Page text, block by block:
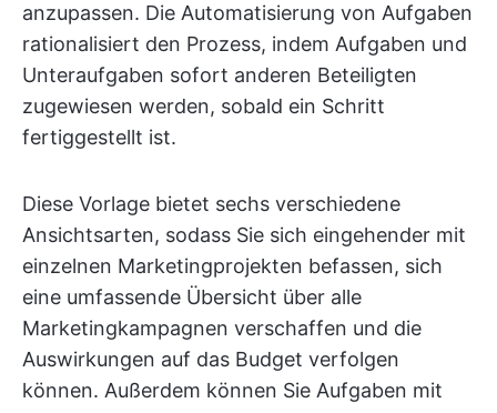
anzupassen. Die Automatisierung von Aufgaben
rationalisiert den Prozess, indem Aufgaben und
Unteraufgaben sofort anderen Beteiligten
zugewiesen werden, sobald ein Schritt
fertiggestellt ist.
Diese Vorlage bietet sechs verschiedene
Ansichtsarten, sodass Sie sich eingehender mit
einzelnen Marketingprojekten befassen, sich
eine umfassende Übersicht über alle
Marketingkampagnen verschaffen und die
Auswirkungen auf das Budget verfolgen
können. Außerdem können Sie Aufgaben mit